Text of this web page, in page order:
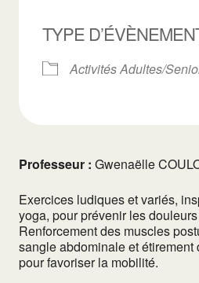
TYPE
Activités Adultes/
Professeur : Gwenaëlle
Exercices ludiques et variés,
yoga, pour prévenir les
Renforcement des muscles
sangle abdominale et étirement
pour favoriser la mobilité.